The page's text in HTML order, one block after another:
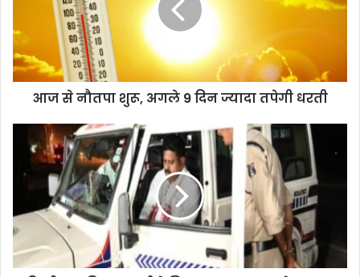
आज से नौतपा शुरू, अगले 9 दिन ज्यादा तपेगी धरती